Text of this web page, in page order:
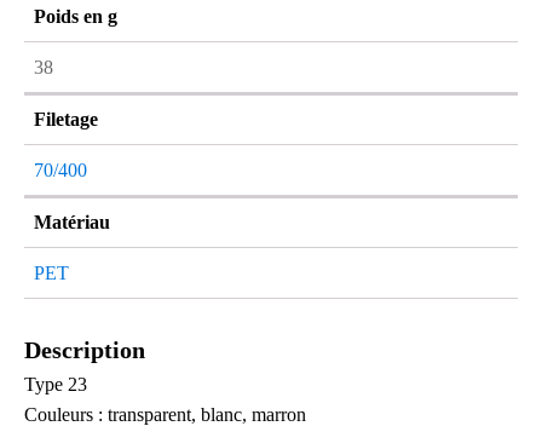
Poids en g
38
Filetage
70/400
Matériau
PET
Description
Type 23
Couleurs : transparent, blanc, marron